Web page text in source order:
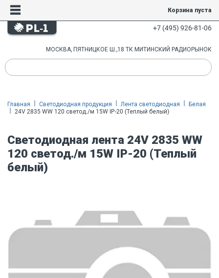
Корзина пуста
+7 (495) 926-81-06
МОСКВА, ПЯТНИЦКОЕ Ш.,18 ТК МИТИНСКИЙ РАДИОРЫНОК
Главная Светодиодная продукция Лента светодиодная
Белая
24V 2835 WW 120 светод./м 15W IP-20 (Теплый белый)
Светодиодная лента 24V 2835 WW
120 светод./м 15W IP-20 (Теплый
белый)